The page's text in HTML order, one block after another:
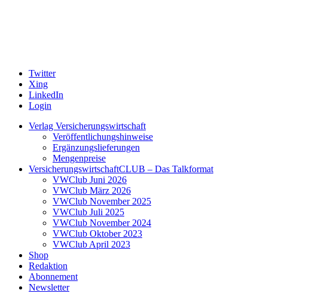
Twitter
Xing
LinkedIn
Login
Verlag Versicherungswirtschaft
Veröffentlichungshinweise
Ergänzungslieferungen
Mengenpreise
VersicherungswirtschaftCLUB – Das Talkformat
VWClub Juni 2026
VWClub März 2026
VWClub November 2025
VWClub Juli 2025
VWClub November 2024
VWClub Oktober 2023
VWClub April 2023
Shop
Redaktion
Abonnement
Newsletter